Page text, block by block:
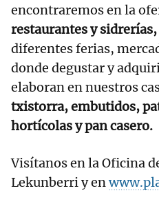
encontraremos en la
restaurantes y sidrerías,
diferentes ferias,
donde degustar y
elaboran en nuestros
txistorra, embutidos,
hortícolas y pan casero.
Visítanos en la Oficina
Lekunberri y en